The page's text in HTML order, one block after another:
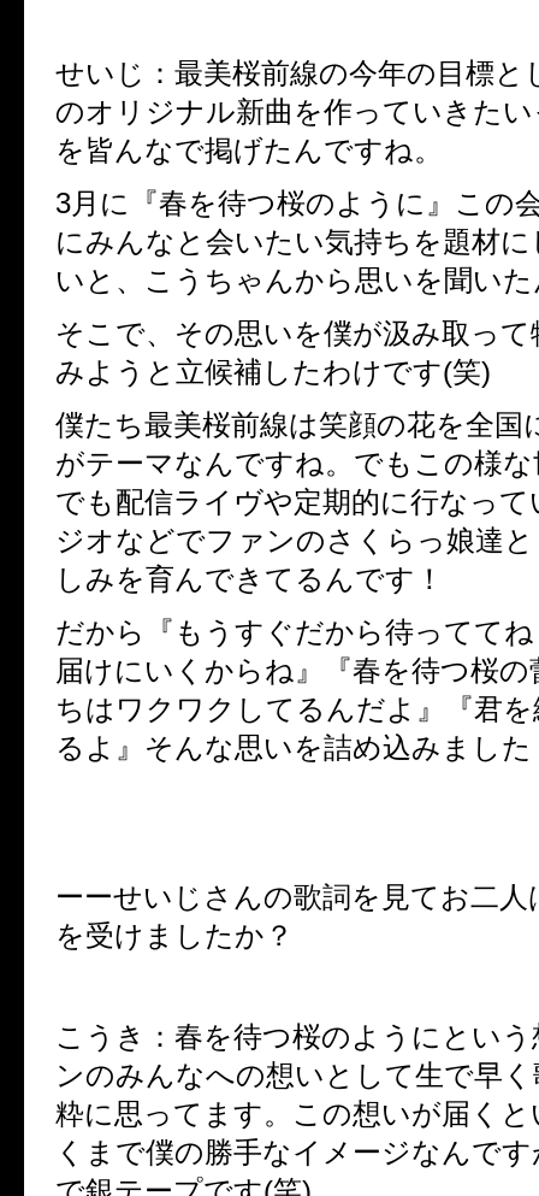
せいじ：最美桜前線の今年の目標と
のオリジナル新曲を作っていきた
を皆んなで掲げたんですね。
3月に『春を待つ桜のように』この
にみんなと会いたい気持ちを題材
いと、こうちゃんから思いを聞い
そこで、その思いを僕が汲み取っ
みようと立候補したわけです(笑)
僕たち最美桜前線は笑顔の花を全国
がテーマなんですね。でもこの様
でも配信ライヴや定期的に行なっ
ジオなどでファンのさくらっ娘達
しみを育んできてるんです！
だから『もうすぐだから待ってて
届けにいくからね』『春を待つ桜
ちはワクワクしてるんだよ』『君
るよ』そんな思いを詰め込みました
ーーせいじさんの歌詞を見てお二
を受けましたか？
こうき：春を待つ桜のようにとい
ンのみんなへの想いとして生で早
粋に思ってます。この想いが届く
くまで僕の勝手なイメージなんで